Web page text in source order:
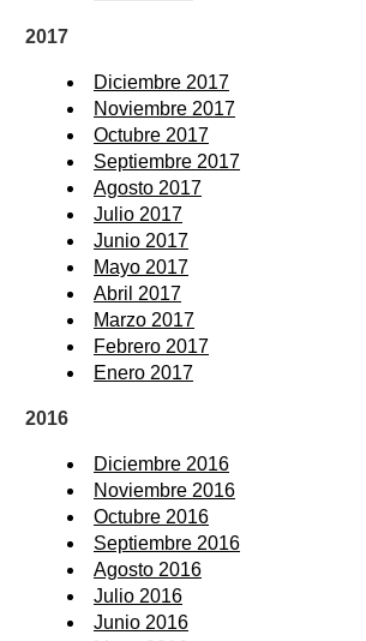
2017
Diciembre 2017
Noviembre 2017
Octubre 2017
Septiembre 2017
Agosto 2017
Julio 2017
Junio 2017
Mayo 2017
Abril 2017
Marzo 2017
Febrero 2017
Enero 2017
2016
Diciembre 2016
Noviembre 2016
Octubre 2016
Septiembre 2016
Agosto 2016
Julio 2016
Junio 2016